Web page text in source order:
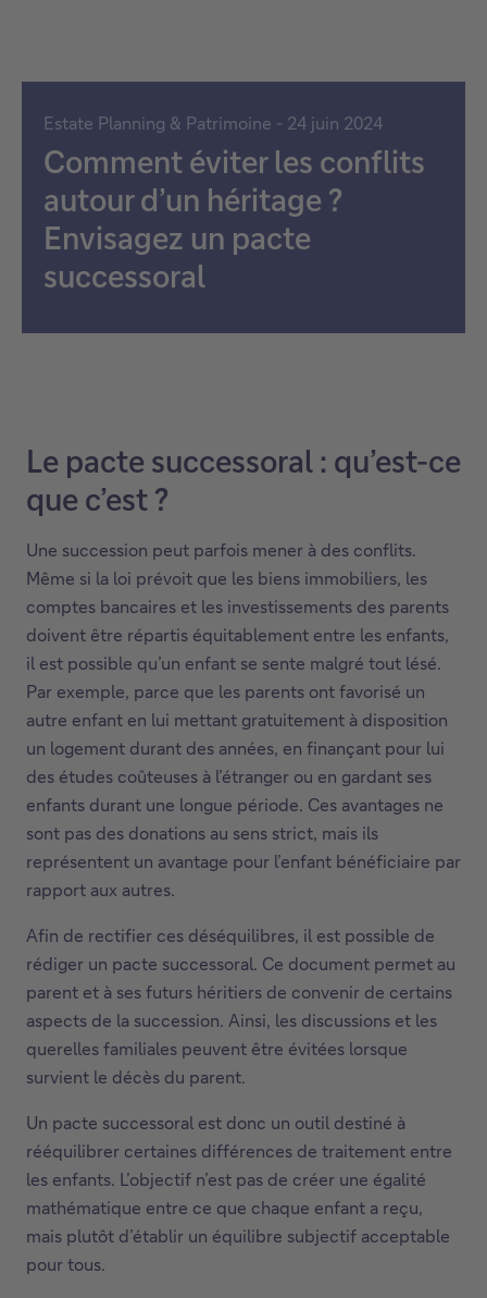
Estate Planning & Patrimoine - 24 juin 2024
Comment éviter les conflits
autour d’un héritage ?
Envisagez un pacte
successoral
Le pacte successoral : qu’est-ce
que c’est ?
Une succession peut parfois mener à des conflits.
Même si la loi prévoit que les biens immobiliers, les
comptes bancaires et les investissements des parents
doivent être répartis équitablement entre les enfants,
il est possible qu’un enfant se sente malgré tout lésé.
Par exemple, parce que les parents ont favorisé un
autre enfant en lui mettant gratuitement à disposition
un logement durant des années, en finançant pour lui
des études coûteuses à l’étranger ou en gardant ses
enfants durant une longue période. Ces avantages ne
sont pas des donations au sens strict, mais ils
représentent un avantage pour l’enfant bénéficiaire par
rapport aux autres.
Afin de rectifier ces déséquilibres, il est possible de
rédiger un pacte successoral. Ce document permet au
parent et à ses futurs héritiers de convenir de certains
aspects de la succession. Ainsi, les discussions et les
querelles familiales peuvent être évitées lorsque
survient le décès du parent.
Un pacte successoral est donc un outil destiné à
rééquilibrer certaines différences de traitement entre
les enfants. L’objectif n’est pas de créer une égalité
mathématique entre ce que chaque enfant a reçu,
mais plutôt d’établir un équilibre subjectif acceptable
pour tous.